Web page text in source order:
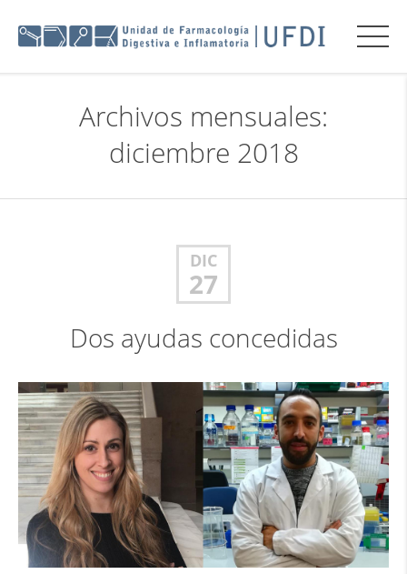
Archivos mensuales:
diciembre 2018
DIC
27
Dos ayudas concedidas